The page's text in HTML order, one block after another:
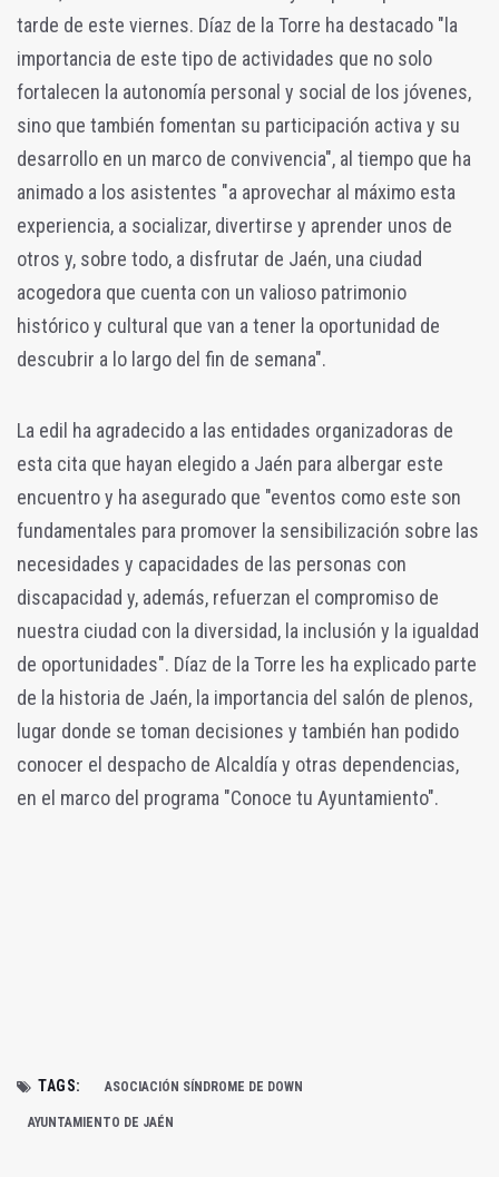
tarde de este viernes. Díaz de la Torre ha destacado "la
importancia de este tipo de actividades que no solo
fortalecen la autonomía personal y social de los jóvenes,
sino que también fomentan su participación activa y su
desarrollo en un marco de convivencia", al tiempo que ha
animado a los asistentes "a aprovechar al máximo esta
experiencia, a socializar, divertirse y aprender unos de
otros y, sobre todo, a disfrutar de Jaén, una ciudad
acogedora que cuenta con un valioso patrimonio
histórico y cultural que van a tener la oportunidad de
descubrir a lo largo del fin de semana".
La edil ha agradecido a las entidades organizadoras de
esta cita que hayan elegido a Jaén para albergar este
encuentro y ha asegurado que "eventos como este son
fundamentales para promover la sensibilización sobre las
necesidades y capacidades de las personas con
discapacidad y, además, refuerzan el compromiso de
nuestra ciudad con la diversidad, la inclusión y la igualdad
de oportunidades". Díaz de la Torre les ha explicado parte
de la historia de Jaén, la importancia del salón de plenos,
lugar donde se toman decisiones y también han podido
conocer el despacho de Alcaldía y otras dependencias,
en el marco del programa "Conoce tu Ayuntamiento".
TAGS: ASOCIACIÓN SÍNDROME DE DOWN
AYUNTAMIENTO DE JAÉN